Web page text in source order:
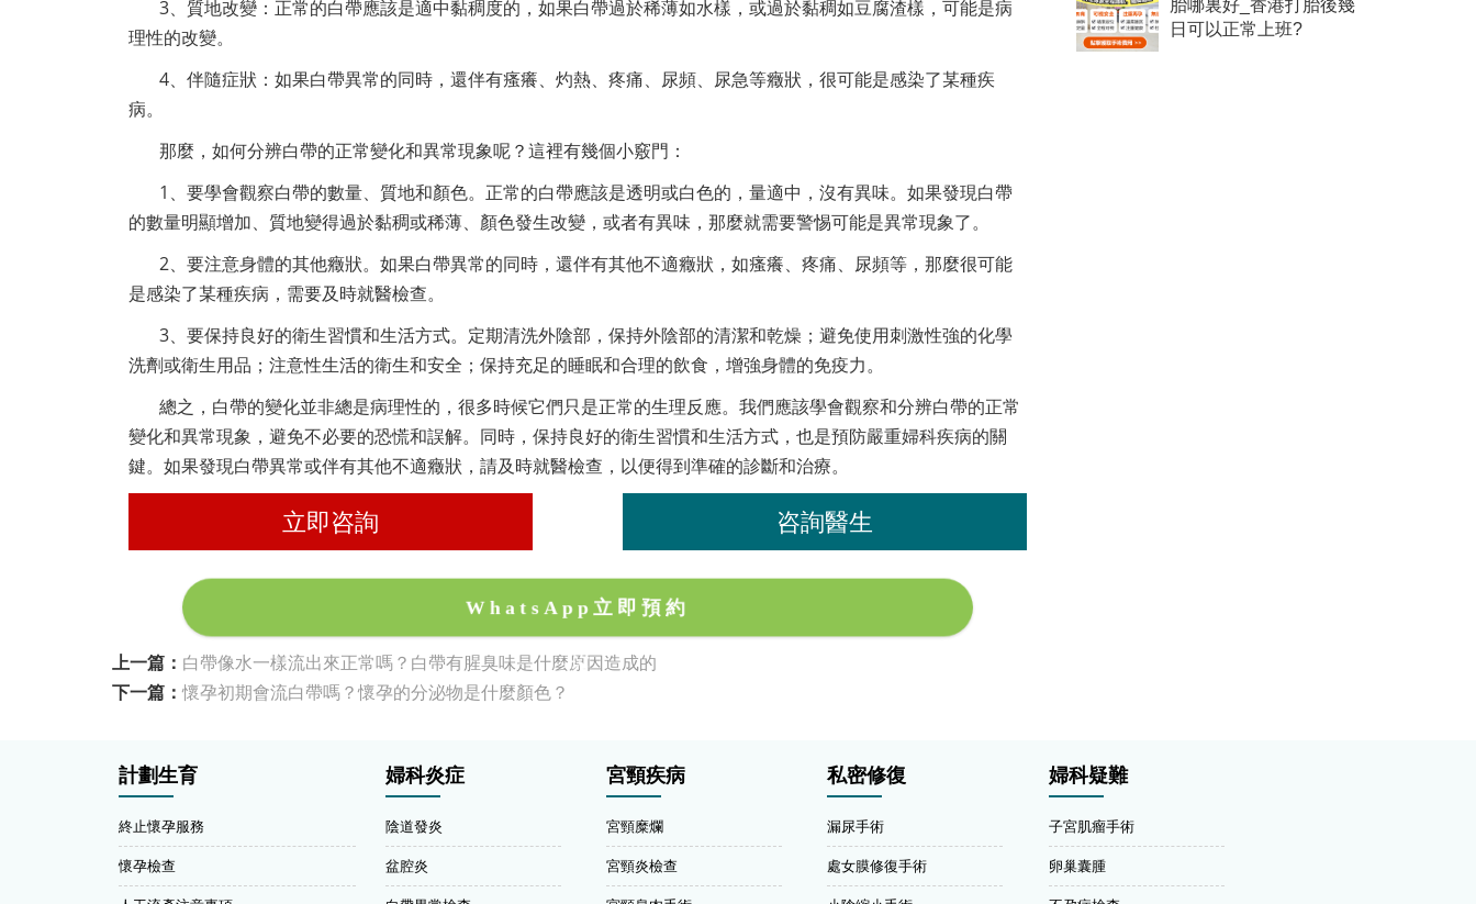
3、質地改變：正常的白帶應該是適中黏稠度的，如果白帶過於稀薄如水樣，或過於黏稠如豆腐渣樣，可能是病
理性的改變。
4、伴隨症狀：如果白帶異常的同時，還伴有瘙癢、灼熱、疼痛、尿頻、尿急等癥狀，很可能是感染了某種疾
病。
那麼，如何分辨白帶的正常變化和異常現象呢？這裡有幾個小竅門：
1、要學會觀察白帶的數量、質地和顏色。正常的白帶應該是透明或白色的，量適中，沒有異味。如果發現白帶
的數量明顯增加、質地變得過於黏稠或稀薄、顏色發生改變，或者有異味，那麼就需要警惕可能是異常現象了。
2、要注意身體的其他癥狀。如果白帶異常的同時，還伴有其他不適癥狀，如瘙癢、疼痛、尿頻等，那麼很可能
是感染了某種疾病，需要及時就醫檢查。
3、要保持良好的衛生習慣和生活方式。定期清洗外陰部，保持外陰部的清潔和乾燥；避免使用刺激性強的化學
洗劑或衛生用品；注意性生活的衛生和安全；保持充足的睡眠和合理的飲食，增強身體的免疫力。
總之，白帶的變化並非總是病理性的，很多時候它們只是正常的生理反應。我們應該學會觀察和分辨白帶的正常
變化和異常現象，避免不必要的恐慌和誤解。同時，保持良好的衛生習慣和生活方式，也是預防嚴重婦科疾病的關
鍵。如果發現白帶異常或伴有其他不適癥狀，請及時就醫檢查，以便得到準確的診斷和治療。
立即咨詢 咨詢醫生
WhatsApp立即預約
上一篇： 白帶像水一樣流出來正常嗎？白帶有腥臭味是什麼原因造成的
下一篇：懷孕初期會流白帶嗎？懷孕的分泌物是什麼顏色？
胎哪裏好_香港打胎後幾
日可以正常上班?
計劃生育
終止懷孕服務
懷孕檢查
婦科炎症
陰道發炎
盆腔炎
宮頸疾病
宮頸糜爛
宮頸炎檢查
私密修復
漏尿手術
處女膜修復手術
婦科疑難
子宮肌瘤手術
卵巢囊腫